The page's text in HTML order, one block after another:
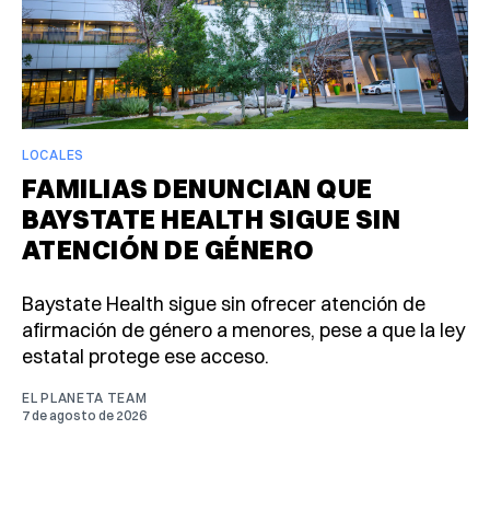
LOCALES
FAMILIAS DENUNCIAN QUE
BAYSTATE HEALTH SIGUE SIN
ATENCIÓN DE GÉNERO
Baystate Health sigue sin ofrecer atención de
afirmación de género a menores, pese a que la ley
estatal protege ese acceso.
EL PLANETA TEAM
7 de agosto de 2026